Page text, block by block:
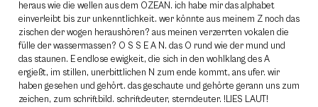
heraus wie die wellen aus dem OZEAN. ich habe mir das alphabet
einverleibt bis zur unkenntlichkeit. wer könnte aus meinem Z noch das
zischen der wogen heraushören? aus meinen verzerrten vokalen die
fülle der wassermassen? O S S E A N. das O rund wie der mund und
das staunen. E endlose ewigkeit, die sich in den wohlklang des A
ergießt, im stillen, unerbittlichen N zum ende kommt, ans ufer. wir
haben gesehen und gehört. das geschaute und gehörte gerann uns zum
zeichen, zum schriftbild. schriftdeuter, sterndeuter. !LIES LAUT!